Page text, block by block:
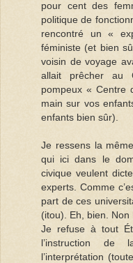
pour cent des
politique de
rencontré un «
féministe (et bien
voisin de voyage
allait prêcher au
pompeux « Centre
main sur vos
enfants bien sûr).
Je ressens la
qui ici dans le
civique veulent
experts. Comme
part de ces
(itou). Eh, bien. Non
Je refuse à tout
l’instruction de
l’interprétation